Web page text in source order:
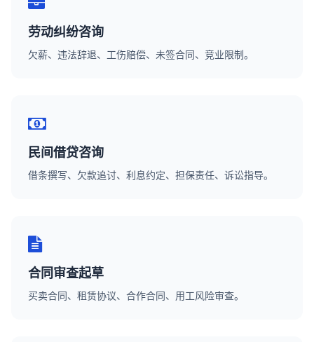
劳动纠纷咨询
欠薪、违法辞退、工伤赔偿、未签合同、竞业限制。
民间借贷咨询
借条撰写、欠款追讨、利息约定、担保责任、诉讼指导。
合同审查起草
买卖合同、租赁协议、合作合同、用工风险审查。